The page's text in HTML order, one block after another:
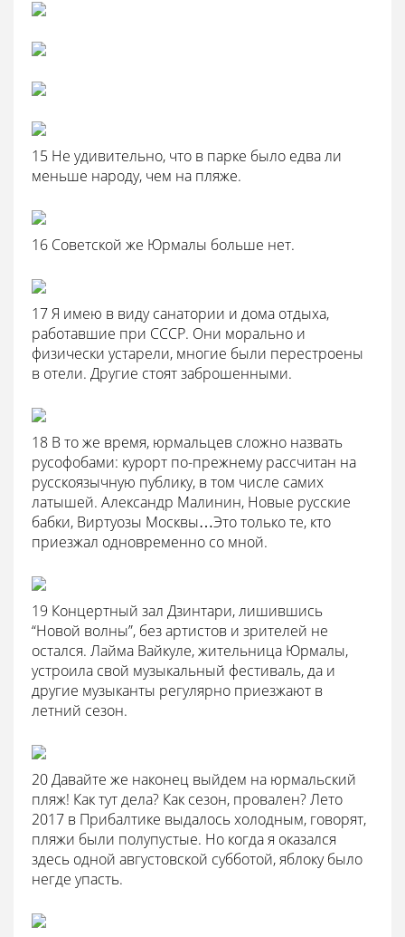
15 Не удивительно, что в парке было едва ли
меньше народу, чем на пляже.
16 Советской же Юрмалы больше нет.
17 Я имею в виду санатории и дома отдыха,
работавшие при СССР. Они морально и
физически устарели, многие были перестроены
в отели. Другие стоят заброшенными.
18 В то же время, юрмальцев сложно назвать
русофобами: курорт по-прежнему рассчитан на
русскоязычную публику, в том числе самих
латышей. Александр Малинин, Новые русские
бабки, Виртуозы Москвы…Это только те, кто
приезжал одновременно со мной.
19 Концертный зал Дзинтари, лишившись
“Новой волны”, без артистов и зрителей не
остался. Лайма Вайкуле, жительница Юрмалы,
устроила свой музыкальный фестиваль, да и
другие музыканты регулярно приезжают в
летний сезон.
20 Давайте же наконец выйдем на юрмальский
пляж! Как тут дела? Как сезон, провален? Лето
2017 в Прибалтике выдалось холодным, говорят,
пляжи были полупустые. Но когда я оказался
здесь одной августовской субботой, яблоку было
негде упасть.